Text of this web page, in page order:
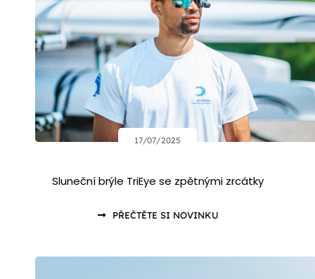
17/07/2025
Sluneční brýle TriEye se zpětnými zrcátky
PŘEČTĚTE SI NOVINKU